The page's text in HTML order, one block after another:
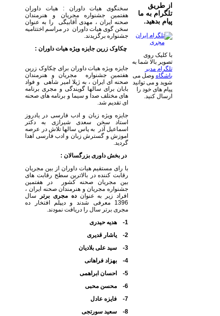
سخنگوی هیات داوران : هیات داوران
هفتمین جشنواره مجریان و هنرمندان
صحنه ایران ، مهدی آقابیگی را به عنوان
سخن گوی هیات داوران در مراسم اختتامیه
جشنواره برگزیدند.
چکاوک زرین جایزه ویژه هیات داوران :
جایزه ویژه هیات داوران برای چکاوک زرین
هفتمین جشنواره مجریان و هنرمندان
صحنه ای ایران ، به ژیلا امیر شاهی و فواد
بابان برای سالها گویندگی و مجری برنامه
های مختلف صدا و سیما و برنامه های صحنه
ای تقدیم شد.
جایزه ویژه زبان و ادب فارسی در یادروز
استاد سخن سعدی شیرازی به دکتر
اسماعیل آذر به پاس سالها تلاش در عرصه
اموزش و گسترش زبان و ادب فارسی اهدا
گردید.
در بخش داوری بزرگسالان :
با رای مستقیم هیات داوران از بین مجریان
رقابت کننده در بالاترین سطح رقابت های
بین مجریان صحنه کشور در هفتمین
جشنواره مجریان و هنرمندان صحنه ایران ،
افراد زیر به عنوانده مجری برتر
سال
1396 معرفی شدند و دیپلم افتخار ده
مجری برتر سال را دریافت نمودند.
1- هدیه حیدری
2- یاشار قدیری
3- سید علی بلادیان
4- بهزاد فراهانی
5- احسان ابراهمی
6- محسن محبی
7- فایزه عادل
8- سعید سورتجی
از طریق
تلگرام به ما
پیام بدهید.
با کلیک روی
تصویر بالا شما به
تلگرام مدیر
باشگاه وصل می
شوید و می توانید
پیام های خود را
ارسال کنید.